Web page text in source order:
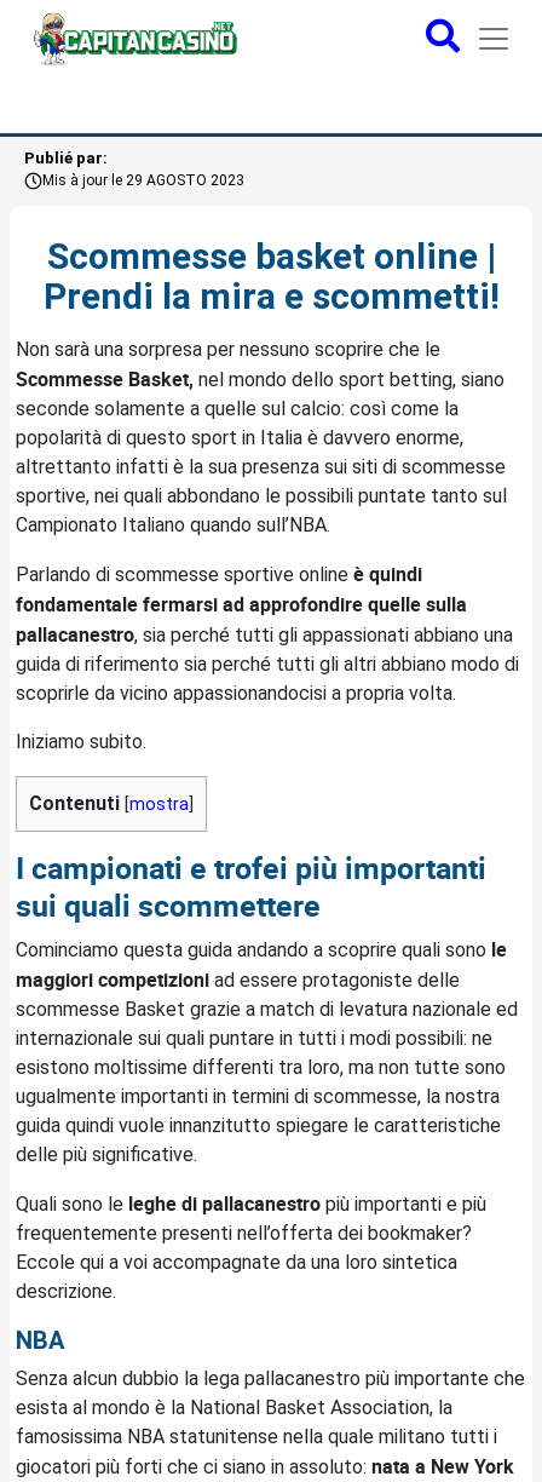
Publié par:
Mis à jour le 29 AGOSTO 2023
Scommesse basket online |
Prendi la mira e scommetti!
Non sarà una sorpresa per nessuno scoprire che le
Scommesse Basket, nel mondo dello sport betting, siano
seconde solamente a quelle sul calcio: così come la
popolarità di questo sport in Italia è davvero enorme,
altrettanto infatti è la sua presenza sui siti di scommesse
sportive, nei quali abbondano le possibili puntate tanto sul
Campionato Italiano quando sull’NBA.
Parlando di scommesse sportive online è quindi
fondamentale fermarsi ad approfondire quelle sulla
pallacanestro, sia perché tutti gli appassionati abbiano una
guida di riferimento sia perché tutti gli altri abbiano modo di
scoprirle da vicino appassionandocisi a propria volta.
Iniziamo subito.
Contenuti [mostra
I campionati e trofei più importanti
sui quali scommettere
Cominciamo questa guida andando a scoprire quali sono le
maggiori competizioni ad essere protagoniste delle
scommesse Basket grazie a match di levatura nazionale ed
internazionale sui quali puntare in tutti i modi possibili: ne
esistono moltissime differenti tra loro, ma non tutte sono
ugualmente importanti in termini di scommesse, la nostra
guida quindi vuole innanzitutto spiegare le caratteristiche
delle più significative.
Quali sono le leghe di pallacanestro più importanti e più
frequentemente presenti nell’offerta dei bookmaker?
Eccole qui a voi accompagnate da una loro sintetica
descrizione.
NBA
Senza alcun dubbio la lega pallacanestro più importante che
esista al mondo è la National Basket Association, la
famosissima NBA statunitense nella quale militano tutti i
giocatori più forti che ci siano in assoluto: nata a New York